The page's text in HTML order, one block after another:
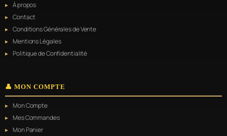
À propos
Contact
Conditions Générales de Vente
Mentions Légales
Politique de Confidentialité
👤 MON COMPTE
Mon Compte
Mes Commandes
Mon Panier